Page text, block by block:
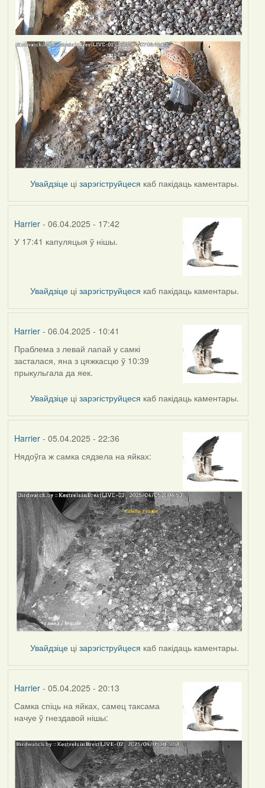
Увайдзіце цізарэгіструйцеся каб пакідаць каментары.
Harrier- 06.04.2025 - 17:42
У 17:41 капуляцыя ў нішы.
Увайдзіце цізарэгіструйцеся каб пакідаць каментары.
Harrier- 06.04.2025 - 10:41
Праблема з левай лапай у самкі
засталася, яна з цяжкасцю ў 10:39
прыкульгала да яек.
Увайдзіце цізарэгіструйцеся каб пакідаць каментары.
Harrier- 05.04.2025 - 22:36
Нядоўга ж самка сядзела на яйках:
Увайдзіце цізарэгіструйцеся каб пакідаць каментары.
Harrier- 05.04.2025 - 20:13
Самка спіць на яйках, самец таксама
начуе ў гнездавой нішы: